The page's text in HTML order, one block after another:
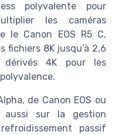
polyvalente pour
les caméras
le Canon EOS R5 C,
fichiers 8K jusqu’à 2,6
4K pour les
de Canon EOS ou
aussi sur la gestion
passif